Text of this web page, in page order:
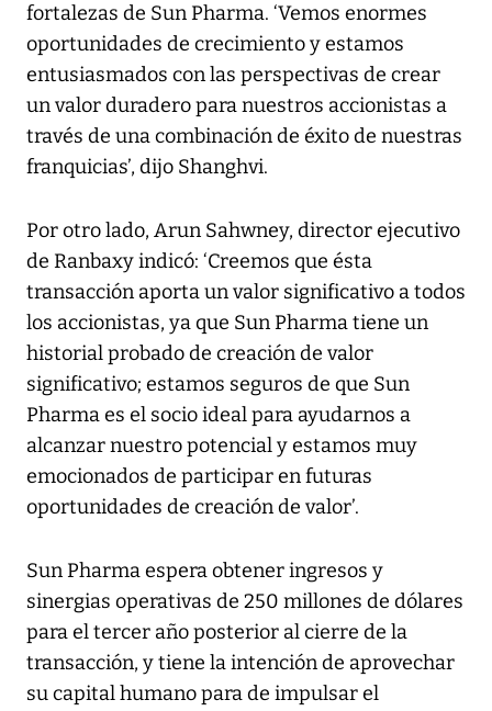
fortalezas de Sun Pharma. ‘Vemos enormes
oportunidades de crecimiento y estamos
entusiasmados con las perspectivas de crear
un valor duradero para nuestros accionistas a
través de una combinación de éxito de nuestras
franquicias’, dijo Shanghvi.
Por otro lado, Arun Sahwney, director ejecutivo
de Ranbaxy indicó: ‘Creemos que ésta
transacción aporta un valor significativo a todos
los accionistas, ya que Sun Pharma tiene un
historial probado de creación de valor
significativo; estamos seguros de que Sun
Pharma es el socio ideal para ayudarnos a
alcanzar nuestro potencial y estamos muy
emocionados de participar en futuras
oportunidades de creación de valor’.
Sun Pharma espera obtener ingresos y
sinergias operativas de 250 millones de dólares
para el tercer año posterior al cierre de la
transacción, y tiene la intención de aprovechar
su capital humano para de impulsar el